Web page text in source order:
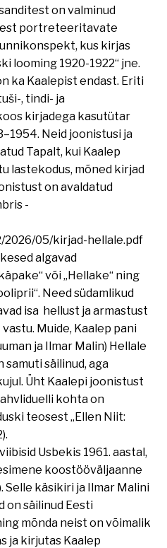
on valminud
portreteeritavate
kus kirjas
looming 1920-1922“ jne.
ka Kaalepist endast. Eriti
, tindi- ja
kirjadega kasutütar
Neid joonistusi ja
Tapalt, kui Kaalep
lastekodus, mõned kirjad
on avaldatud
-
05/kirjad-hellale.pdf
algavad
või „Hellake“ ning
Need südamlikud
isa hellust ja armastust
Muide, Kaalep pani
ja Ilmar Malin) Hellale
samuti säilinud, aga
Üht Kaalepi joonistust
kohta on
teosest „Ellen Niit:
Usbekis 1961. aastal,
koostööväljaanne
Selle käsikiri ja Ilmar Malini
on säilinud Eesti
mõnda neist on võimalik
ja kirjutas Kaalep